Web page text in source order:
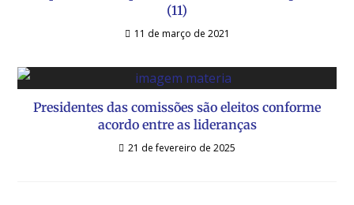
(11)
11 de março de 2021
Presidentes das comissões são eleitos conforme
acordo entre as lideranças
21 de fevereiro de 2025